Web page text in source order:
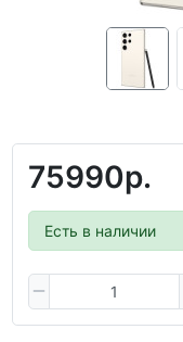
75990р.
Есть в наличии